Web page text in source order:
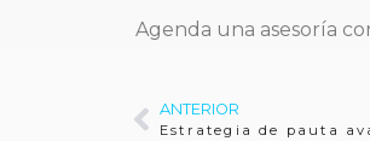
Agenda una asesoría
ANTERIOR
Estrategia de pauta